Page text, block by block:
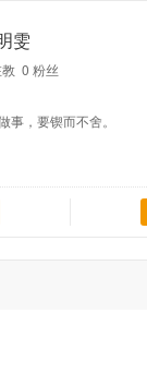
雯
0 粉丝
事，要锲而不舍。